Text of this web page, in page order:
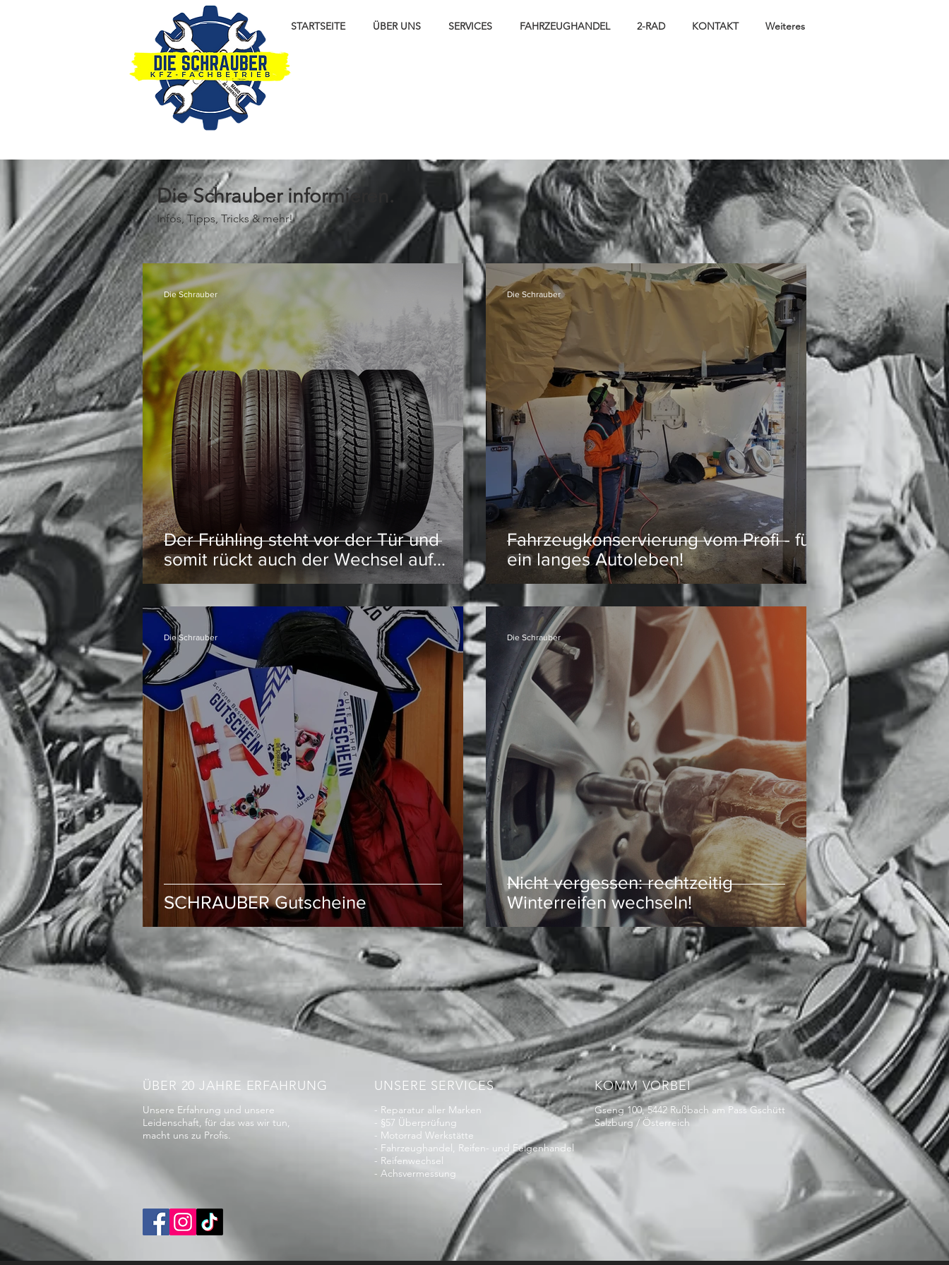
STARTSEITE ÜBER UNS SERVICES FAHRZEUGHANDEL 2-RAD KONTAKT Weiteres
Die Schrauber informieren.
Infos, Tipps, Tricks & mehr!
Der Frühling steht vor der Tür und
somit rückt auch der Wechsel auf
Sommerreifen in greifbare Nähe.
Die Schrauber
Fahrzeugkonservierung vom Profi - für
ein langes Autoleben!
Die Schrauber
SCHRAUBER Gutscheine
Die Schrauber
Nicht vergessen: rechtzeitig
Winterreifen wechseln!
Die Schrauber
ÜBER 20 JAHRE ERFAHRUNG
Unsere Erfahrung und unsere
Leidenschaft, für das was wir tun,
macht uns zu Profis.
UNSERE SERVICES
- Reparatur aller Marken
- §57 Überprüfung
- Motorrad Werkstätte
- Fahrzeughandel, Reifen- und Felgenhandel
- Reifenwechsel
- Achsvermessung
KOMM VORBEI
Gseng 100, 5442 Rußbach am Pass Gschütt
Salzburg / Österreich